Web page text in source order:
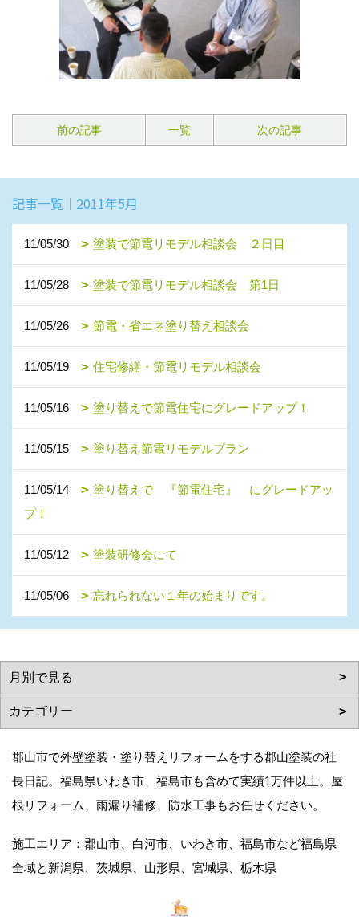
前の記事 一覧 次の記事
記事一覧｜2011年5月
11/05/30 塗装で節電リモデル相談会 ２日目
11/05/28 塗装で節電リモデル相談会 第1日
11/05/26 節電・省エネ塗り替え相談会
11/05/19 住宅修繕・節電リモデル相談会
11/05/16 塗り替えで節電住宅にグレードアップ！
11/05/15 塗り替え節電リモデルプラン
11/05/14
塗り替えで 『節電住宅』 にグレードアッ
プ！
11/05/12 塗装研修会にて
11/05/06 忘れられない１年の始まりです。
郡山市で外壁塗装・塗り替えリフォームをする郡山塗装の社
長日記。福島県いわき市、福島市も含めて実績1万件以上。屋
根リフォーム、雨漏り補修、防水工事もお任せください。
施工エリア：郡山市、白河市、いわき市、福島市など福島県
全域と新潟県、茨城県、山形県、宮城県、栃木県